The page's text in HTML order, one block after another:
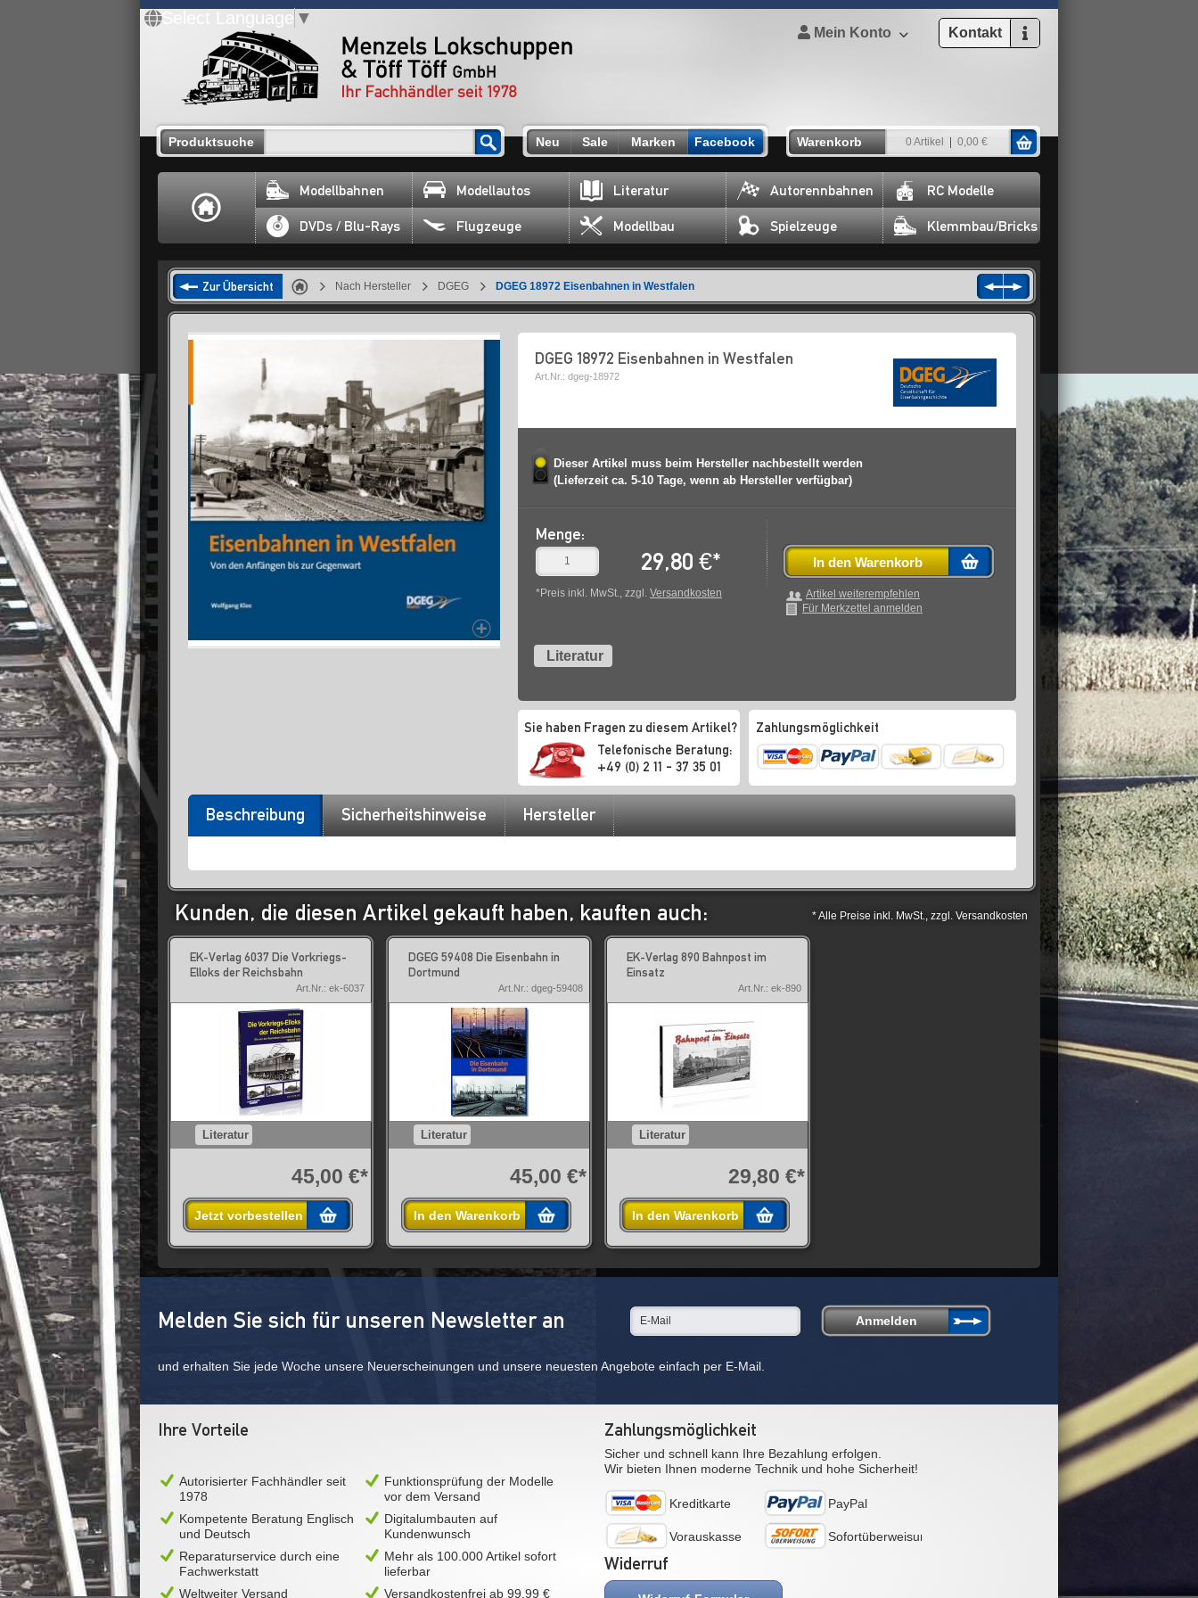
Select Language ▼
Mein Konto Kontakt
Produktsuche Neu Sale Marken Facebook Warenkorb 0 Artikel 0,00 €
Modellbahnen Modellautos Literatur Autorennbahnen RC Modelle
DVDs / Blu-Rays Flugzeuge Modellbau Spielzeuge Klemmbau/Bricks
Zur Übersicht Nach Hersteller DGEG DGEG 18972 Eisenbahnen in Westfalen
DGEG 18972 Eisenbahnen in Westfalen
Art.Nr.: dgeg-18972
Dieser Artikel muss beim Hersteller nachbestellt werden
(Lieferzeit ca. 5-10 Tage, wenn ab Hersteller verfügbar)
Menge:
29,80 €*
*Preis inkl. MwSt., zzgl. Versandkosten
In den Warenkorb
Artikel weiterempfehlen
Für Merkzettel anmelden
Literatur
Sie haben Fragen zu diesem Artikel?
Telefonische Beratung:
+49 (0) 2 11 - 37 35 01
Zahlungsmöglichkeit
Beschreibung Sicherheitshinweise Hersteller
Kunden, die diesen Artikel gekauft haben, kauften auch: * Alle Preise inkl. MwSt., zzgl. Versandkosten
EK-Verlag 6037 Die Vorkriegs-
Elloks der Reichsbahn
Art.Nr.: ek-6037
Literatur
45,00 €*
Jetzt vorbestellen
DGEG 59408 Die Eisenbahn in
Dortmund
Art.Nr.: dgeg-59408
Literatur
45,00 €*
In den Warenkorb
EK-Verlag 890 Bahnpost im
Einsatz
Art.Nr.: ek-890
Literatur
29,80 €*
In den Warenkorb
Melden Sie sich für unseren Newsletter an
und erhalten Sie jede Woche unsere Neuerscheinungen und unsere neuesten Angebote einfach per E-Mail.
Ihre Vorteile
Autorisierter Fachhändler seit
1978
Funktionsprüfung der Modelle
vor dem Versand
Kompetente Beratung Englisch
und Deutsch
Digitalumbauten auf
Kundenwunsch
Reparaturservice durch eine
Fachwerkstatt
Mehr als 100.000 Artikel sofort
lieferbar
Weltweiter Versand
Versandkostenfrei ab 99,99 €
Zahlungsmöglichkeit
Sicher und schnell kann Ihre Bezahlung erfolgen.
Wir bieten Ihnen moderne Technik und hohe Sicherheit!
Kreditkarte PayPal
Vorauskasse Sofortüberweisung
Widerruf